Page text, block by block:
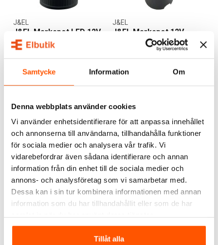
Samtycke Information Om
Denna webbplats använder cookies
Vi använder enhetsidentifierare för att anpassa innehållet
och annonserna till användarna, tillhandahålla funktioner
för sociala medier och analysera vår trafik. Vi
vidarebefordrar även sådana identifierare och annan
information från din enhet till de sociala medier och
annons- och analysföretag som vi samarbetar med.
Dessa kan i sin tur kombinera informationen med annan
information som du har tillhandahållit eller som de har
Tillåt alla
J&EL Markspot LED 12V
4,5W
J&EL
299,00 kr
LÄGG I VARUKORG
J&EL Markspot 12V
J&EL
LÄGG I VARUKORG
J&EL
Trappstegsbelysning
LED 12V 6-kit
499,00 kr -50%